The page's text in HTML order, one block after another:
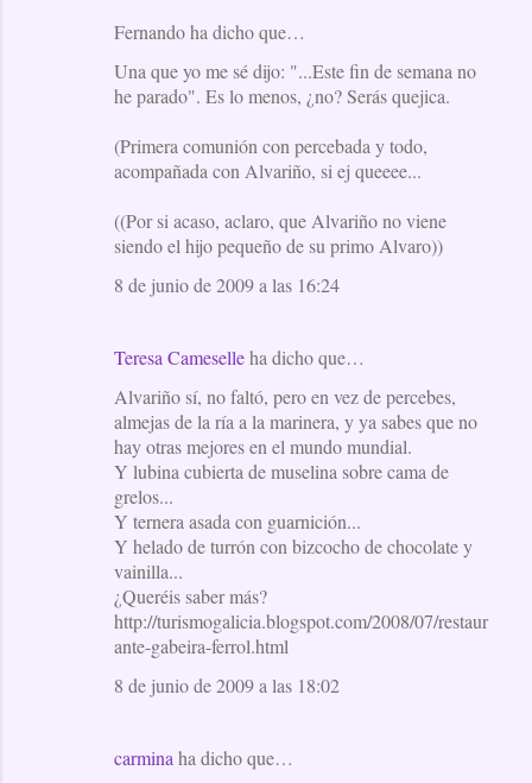
Fernando ha dicho que…
Una que yo me sé dijo: "...Este fin de semana no
he parado". Es lo menos, ¿no? Serás quejica.
(Primera comunión con percebada y todo,
acompañada con Alvariño, si ej queeee...
((Por si acaso, aclaro, que Alvariño no viene
siendo el hijo pequeño de su primo Alvaro))
8 de junio de 2009 a las 16:24
Teresa Cameselleha dicho que…
Alvariño sí, no faltó, pero en vez de percebes,
almejas de la ría a la marinera, y ya sabes que no
hay otras mejores en el mundo mundial.
Y lubina cubierta de muselina sobre cama de
grelos...
Y ternera asada con guarnición...
Y helado de turrón con bizcocho de chocolate y
vainilla...
¿Queréis saber más?
http://turismogalicia.blogspot.com/2008/07/restaur
ante-gabeira-ferrol.html
8 de junio de 2009 a las 18:02
carmina ha dicho que…